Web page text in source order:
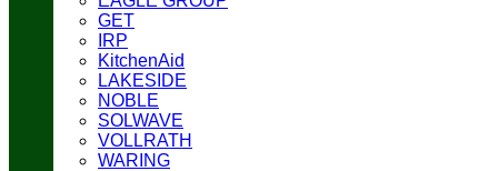
GET
IRP
KitchenAid
LAKESIDE
NOBLE
SOLWAVE
VOLLRATH
WARING